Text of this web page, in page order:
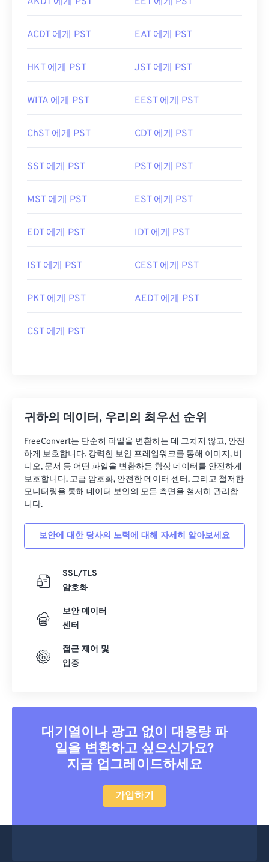
ACDT 에게 PST EAT 에게 PST
HKT 에게 PST JST 에게 PST
WITA 에게 PST EEST 에게 PST
ChST 에게 PST CDT 에게 PST
SST 에게 PST PST 에게 PST
MST 에게 PST EST 에게 PST
EDT 에게 PST IDT 에게 PST
IST 에게 PST CEST 에게 PST
PKT 에게 PST AEDT 에게 PST
CST 에게 PST
귀하의 데이터, 우리의 최우선 순위
FreeConvert는 단순히 파일을 변환하는 데 그치지 않고, 안전
하게 보호합니다. 강력한 보안 프레임워크를 통해 이미지, 비
디오, 문서 등 어떤 파일을 변환하든 항상 데이터를 안전하게
보호합니다. 고급 암호화, 안전한 데이터 센터, 그리고 철저한
모니터링을 통해 데이터 보안의 모든 측면을 철저히 관리합
니다.
보안에 대한 당사의 노력에 대해 자세히 알아보세요
SSL/TLS
암호화
보안 데이터
센터
접근 제어 및
입증
대기열이나 광고 없이 대용량 파
일을 변환하고 싶으신가요?
지금 업그레이드하세요
가입하기